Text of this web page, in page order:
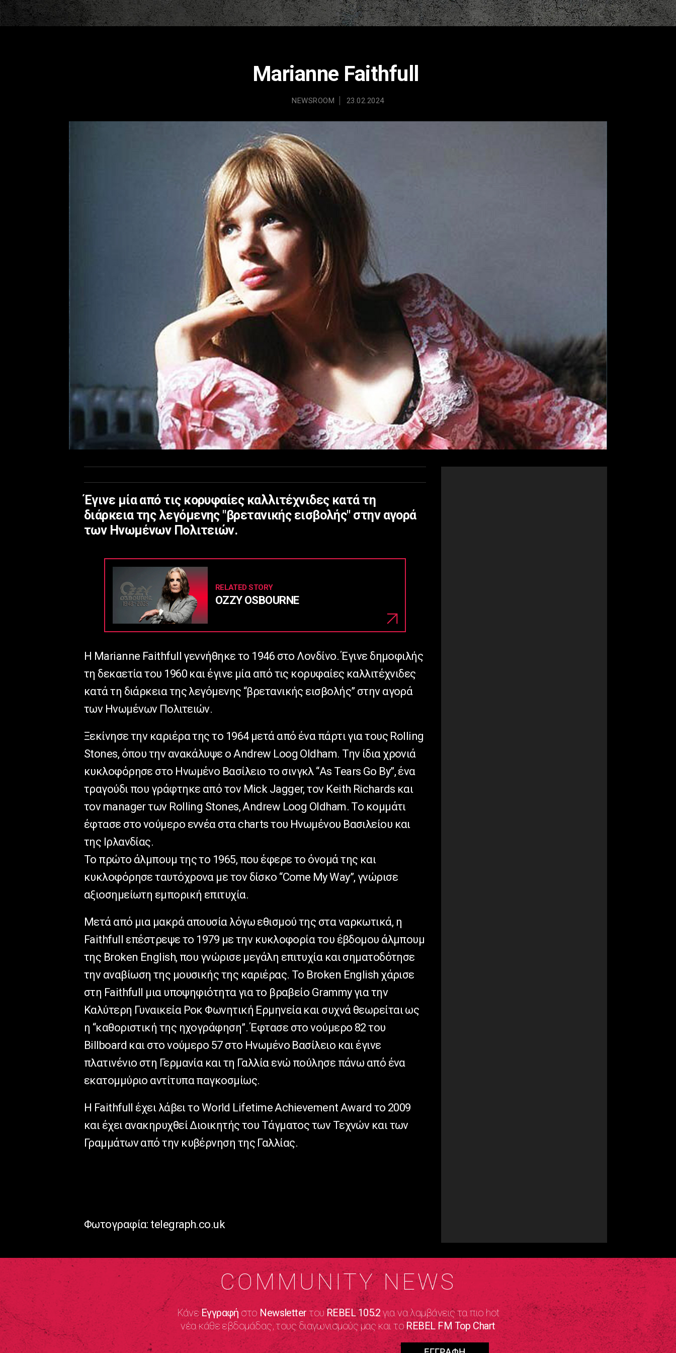
Marianne Faithfull
NEWSROOM 23.02.2024
Έγινε μία από τις κορυφαίες καλλιτέχνιδες κατά τη
διάρκεια της λεγόμενης "βρετανικής εισβολής" στην αγορά
των Ηνωμένων Πολιτειών.
RELATED STORY
OZZY OSBOURNE
Η Marianne Faithfull γεννήθηκε το 1946 στο Λονδίνο. Έγινε δημοφιλής
τη δεκαετία του 1960 και έγινε μία από τις κορυφαίες καλλιτέχνιδες
κατά τη διάρκεια της λεγόμενης “βρετανικής εισβολής” στην αγορά
των Ηνωμένων Πολιτειών.
Ξεκίνησε την καριέρα της το 1964 μετά από ένα πάρτι για τους Rolling
Stones, όπου την ανακάλυψε ο Andrew Loog Oldham. Την ίδια χρονιά
κυκλοφόρησε στο Ηνωμένο Βασίλειο το σινγκλ “As Tears Go By”, ένα
τραγούδι που γράφτηκε από τον Mick Jagger, τον Keith Richards και
τον manager των Rolling Stones, Andrew Loog Oldham. Το κομμάτι
έφτασε στο νούμερο εννέα στα charts του Ηνωμένου Βασιλείου και
της Ιρλανδίας.
Το πρώτο άλμπουμ της το 1965, που έφερε το όνομά της και
κυκλοφόρησε ταυτόχρονα με τον δίσκο “Come My Way”, γνώρισε
αξιοσημείωτη εμπορική επιτυχία.
Μετά από μια μακρά απουσία λόγω εθισμού της στα ναρκωτικά, η
Faithfull επέστρεψε το 1979 με την κυκλοφορία του έβδομου άλμπουμ
της Broken English, που γνώρισε μεγάλη επιτυχία και σηματοδότησε
την αναβίωση της μουσικής της καριέρας. Το Broken English χάρισε
στη Faithfull μια υποψηφιότητα για το βραβείο Grammy για την
Καλύτερη Γυναικεία Ροκ Φωνητική Ερμηνεία και συχνά θεωρείται ως
η “καθοριστική της ηχογράφηση”. Έφτασε στο νούμερο 82 του
Billboard και στο νούμερο 57 στο Ηνωμένο Βασίλειο και έγινε
πλατινένιο στη Γερμανία και τη Γαλλία ενώ πούλησε πάνω από ένα
εκατομμύριο αντίτυπα παγκοσμίως.
Η Faithfull έχει λάβει το World Lifetime Achievement Award το 2009
και έχει ανακηρυχθεί Διοικητής του Τάγματος των Τεχνών και των
Γραμμάτων από την κυβέρνηση της Γαλλίας.
Φωτογραφία: telegraph.co.uk
COMMUNITY NEWS
ΚάνεΕγγραφή στο Newsletter τουREBEL 105.2 για να λαμβάνεις τα πιο hot
νέα κάθε εβδομάδας, τους διαγωνισμούς μας και τοREBEL FM Top Chart